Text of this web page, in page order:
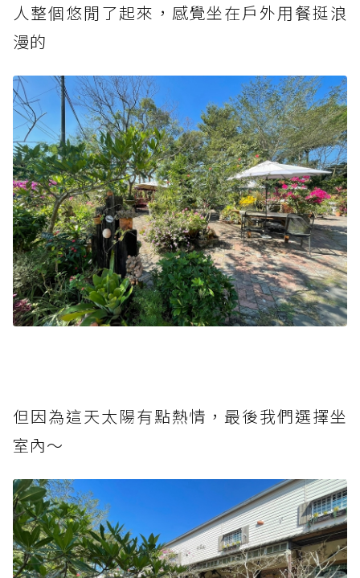
人整個悠閒了起來，感覺坐在戶外用餐挺浪
漫的
但因為這天太陽有點熱情，最後我們選擇坐
室內～